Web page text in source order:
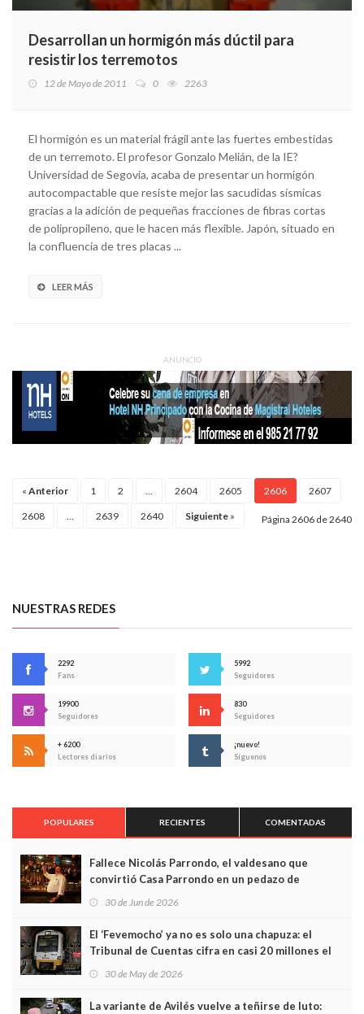
Desarrollan un hormigón más dúctil para
resistir los terremotos
12 de Mayo de 2011 0 2263
El hormigón es un material frágil ante las fuertes embestidas
de un terremoto. El profesor Gonzalo Melián, de la IE?
Universidad de Segovia, acaba de presentar un hormigón
autocompactable que resiste mejor las sacudidas sísmicas
gracias a la adición de pequeñas fracciones de fibras cortas
de polipropileno, que le hacen más flexible. Japón, situado en
la confluencia de tres placas ...
LEER MÁS
ANUNCIO
« Anterior 1 2 2604 2605 2606 2607
2608 2639 2640 Siguiente » Página 2606 de 2640
NUESTRAS REDES
2292
Fans
5992
Seguidores
19900
Seguidores
830
Seguidores
+ 6200
Lectores diarios
¡nuevo!
Síguenos
POPULARES RECIENTES COMENTADAS
Fallece Nicolás Parrondo, el valdesano que
convirtió Casa Parrondo en un pedazo de
30 de Jun de 2026
El ‘Fevemocho’ ya no es solo una chapuza: el
Tribunal de Cuentas cifra en casi 20 millones el
30 de May de 2026
La variante de Avilés vuelve a teñirse de luto: